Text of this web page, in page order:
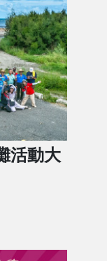
活動大